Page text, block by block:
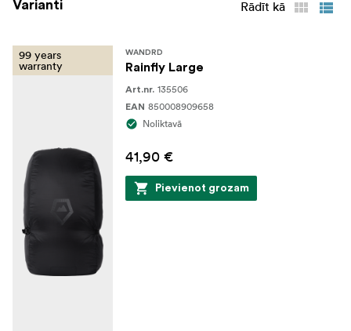
Varianti Rādīt kā
99 years
warranty
WANDRD
Rainfly Large
Art.nr. 135506
EAN 850008909658
Noliktavā
41,90 €
Pievienot grozam